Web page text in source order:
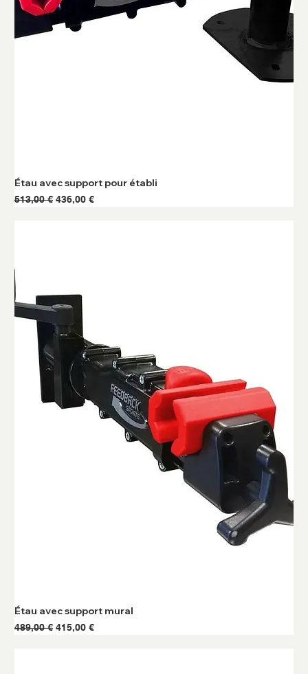
Étau avec support pour établi
Prix original
513,00 € Prix promotionnel
436,00 €
Étau avec support mural
Prix original
489,00 € Prix promotionnel
415,00 €